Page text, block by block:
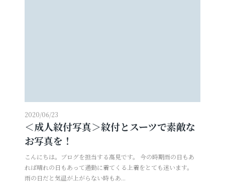
2020/06/23
＜成人紋付写真＞紋付とスーツで素敵な
お写真を！
こんにちは。ブログを担当する高見です。 今の時期雨の日もあ
れば晴れの日もあって通勤に着てくる上着をとても迷います。
雨の日だと気温が上がらない時もあ...